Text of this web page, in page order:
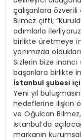
çalışanlara
Bilmez çifti,
adımlarla
birlikte üretmeye
yanımızda
Sizlerin bize
başarılara birlikte
İstanbul şubesi
Yeni yıl
hedeflerine ilişkin
ve Oğulcan
İstanbul’da
markanın